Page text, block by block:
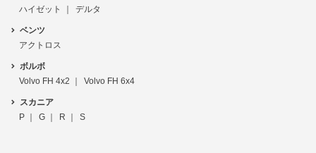
ハイゼット
デルタ
ベンツ
アクトロス
ボルボ
Volvo FH 4x2
Volvo FH 6x4
スカニア
P
G R S